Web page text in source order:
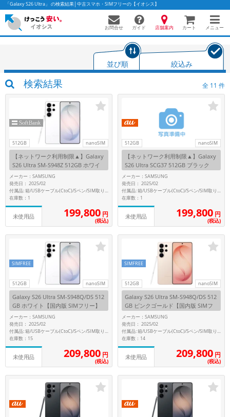
「Galaxy S26 Ultra」 の検索結果│中古スマホ・SIMフリーの【イオシス】
お問合せ ガイド 店舗案内 カート メニュー
並び順 絞込み
検索結果 全 11 件
512GB nanoSIM
【ネットワーク利用制限▲】Galaxy
S26 Ultra SM-S948Z 512GB ホワイ
ト【SoftBank版 SIMフリー】
メーカー：SAMSUNG
発売日： 2025/02
付属品: 箱/USBケーブル(CtoC)/Sペン/SIM取り出し用ピン/マニュアル
在庫数：1
未使用品 199,800 円
(税込)
512GB nanoSIM
【ネットワーク利用制限▲】Galaxy
S26 Ultra SCG37 512GB ブラック
【au版 SIMフリー】
メーカー：SAMSUNG
発売日： 2025/02
付属品: 箱/USBケーブル(CtoC)/Sペン/SIM取り出し用ピン/マニュアル
在庫数：1
未使用品 199,800 円
(税込)
512GB nanoSIM
SIMFREE
Galaxy S26 Ultra SM-S948Q/DS 512
GB ホワイト【国内版 SIMフリー】
メーカー：SAMSUNG
発売日： 2025/02
付属品: 箱/USBケーブル(CtoC)/Sペン/SIM取り出し用ピン/マニュアル
在庫数：15
未使用品 209,800 円
(税込)
512GB nanoSIM
SIMFREE
Galaxy S26 Ultra SM-S948Q/DS 512
GB ピンクゴールド【国内版 SIMフ
リー】
メーカー：SAMSUNG
発売日： 2025/02
付属品: 箱/USBケーブル(CtoC)/Sペン/SIM取り出し用ピン/マニュアル
在庫数：14
未使用品 209,800 円
(税込)
かんたんパソコン検索に切り替える
フリーワード
除外ワード
人気の検索ワード：Let's note EliteBookMacBook
カテゴリー
商品ジャンルの絞り込み
「スマートフォン」「タブレット」など
シリーズ
商品シリーズ名・ブランド名の絞り込み。
製造、販売メーカーの絞り込み
「Apple」「SONY」「SHARP」など
機能・特徴
商品の搭載機能による絞り込み
「5G対応」「防水」「ワンセグ」など
ドライブ
ドライブの絞り込み
ランク
商品状態の絞り込み
CPU